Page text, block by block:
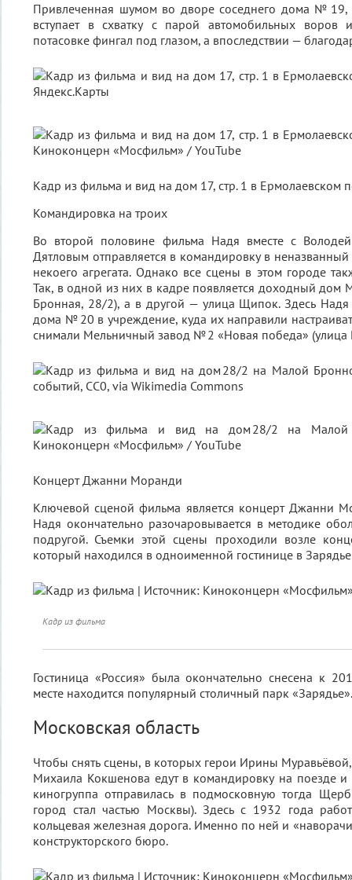
Привлеченная шумом во дворе соседнего дома № 19,
вступает в схватку с парой автомобильных воров
потасовке фингал под глазом, а впоследствии —
Кадр из фильма и вид на дом 17, стр. 1 в Ермолаевском
Командировка на троих
Во второй половине фильма Надя вместе с
Дятловым отправляется в командировку в
некоего агрегата. Однако все сцены в этом городе
Так, в одной из них в кадре появляется доходный дом
Бронная, 28/2), а в другой — улица Щипок. Здесь
дома № 20 в учреждение, куда их направили
снимали Мельничный завод № 2 «Новая победа»
Концерт Джанни Моранди
Ключевой сценой фильма является концерт Джанни
Надя окончательно разочаровывается в методике
подругой. Съемки этой сцены проходили возле
который находился в одноименной гостинице в
Кадр из фильма
Гостиница «Россия» была окончательно снесена к
месте находится популярный столичный парк «Зарядье».
Московская область
Чтобы снять сцены, в которых герои Ирины
Михаила Кокшенова едут в командировку на поезде и
киногруппа отправилась в подмосковную тогда
город стал частью Москвы). Здесь с 1932 года
кольцевая железная дорога. Именно по ней и
конструкторского бюро.